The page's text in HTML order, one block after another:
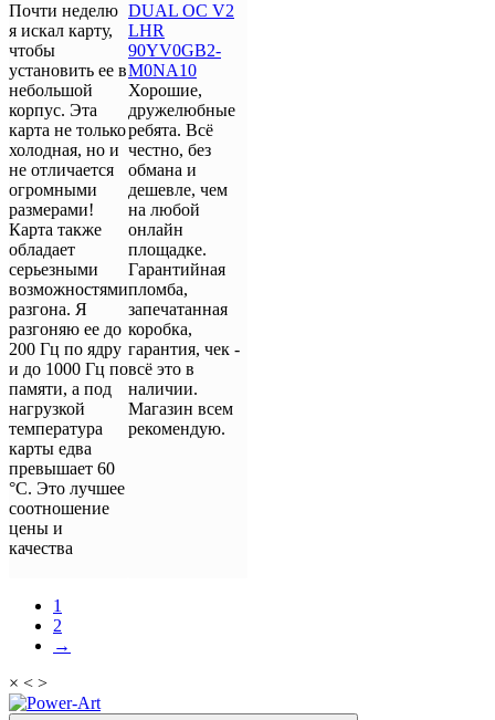
Почти неделю
я искал карту,
чтобы
установить ее в
небольшой
корпус. Эта
карта не только
холодная, но и
не отличается
огромными
размерами!
Карта также
обладает
серьезными
возможностями
разгона. Я
разгоняю ее до
200 Гц по ядру
и до 1000 Гц по
памяти, а под
нагрузкой
температура
карты едва
превышает 60
°C. Это лучшее
соотношение
цены и
качества
Хорошие,
дружелюбные
ребята. Всё
честно, без
обмана и
дешевле, чем
на любой
онлайн
площадке.
Гарантийная
пломба,
запечатанная
коробка,
гарантия, чек -
всё это в
наличии.
Магазин всем
рекомендую.
1
2
→
× < >